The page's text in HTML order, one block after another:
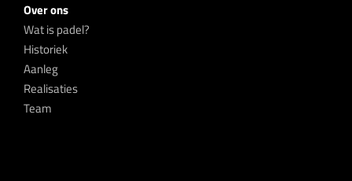
Over ons
Wat is padel?
Historiek
Aanleg
Realisaties
Team